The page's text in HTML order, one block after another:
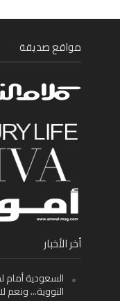
مواقع صديقة
أخر الأخبار
السعودية أمام
النووية… ونعم